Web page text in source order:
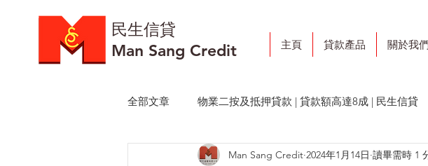
​民生信貸
Man Sang Credit
主頁 貸款產品 關於我們
全部文章 物業二按及抵押貸款 | 貸款額高達8成 | 民生信貸
低息物業轉按 | 物業套現 | 民生信貸
Man Sang Credit 2024年1月14日 讀畢需時 1